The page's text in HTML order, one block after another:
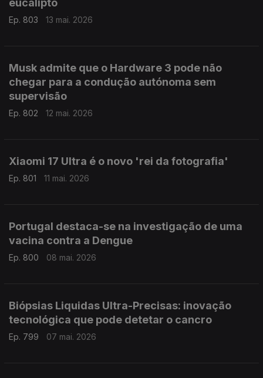
eucalipto
Ep. 803 13 mai. 2026
Musk admite que o Hardware 3 pode não
chegar para a condução autónoma sem
supervisão
Ep. 802 12 mai. 2026
Xiaomi 17 Ultra é o novo 'rei da fotografia'
Ep. 801 11 mai. 2026
Portugal destaca-se na investigação de uma
vacina contra a Dengue
Ep. 800 08 mai. 2026
Biópsias Liquidas Ultra-Precisas: inovação
tecnológica que pode detetar o cancro
Ep. 799 07 mai. 2026